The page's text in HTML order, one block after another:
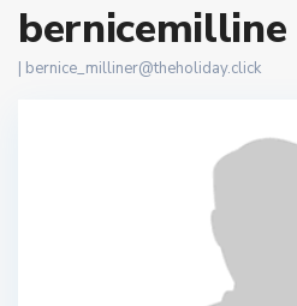
bernicemilline
bernice_milliner@theholiday.click